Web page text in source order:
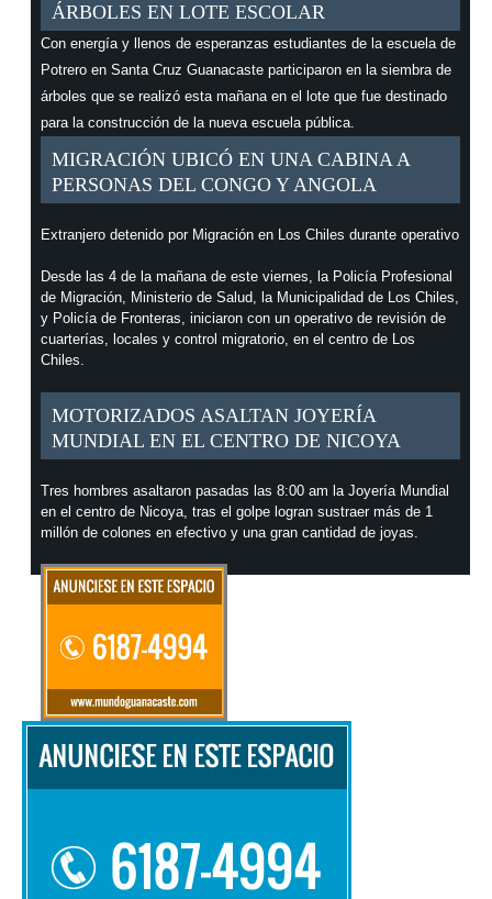
ÁRBOLES EN LOTE ESCOLAR
Con energía y llenos de esperanzas estudiantes de la escuela de
Potrero en Santa Cruz Guanacaste participaron en la siembra de
árboles que se realizó esta mañana en el lote que fue destinado
para la construcción de la nueva escuela pública.
MIGRACIÓN UBICÓ EN UNA CABINA A
PERSONAS DEL CONGO Y ANGOLA
Extranjero detenido por Migración en Los Chiles durante operativo
Desde las 4 de la mañana de este viernes, la Policía Profesional
de Migración, Ministerio de Salud, la Municipalidad de Los Chiles,
y Policía de Fronteras, iniciaron con un operativo de revisión de
cuarterías, locales y control migratorio, en el centro de Los
Chiles.
MOTORIZADOS ASALTAN JOYERÍA
MUNDIAL EN EL CENTRO DE NICOYA
Tres hombres asaltaron pasadas las 8:00 am la Joyería Mundial
en el centro de Nicoya, tras el golpe logran sustraer más de 1
millón de colones en efectivo y una gran cantidad de joyas.